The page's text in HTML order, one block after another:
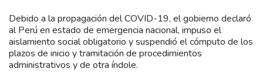
Debido a la propagación del COVID-19, el gobierno declaró
al Perú en estado de emergencia nacional, impuso el
aislamiento social obligatorio y suspendió el cómputo de los
plazos de inicio y tramitación de procedimientos
administrativos y de otra índole.